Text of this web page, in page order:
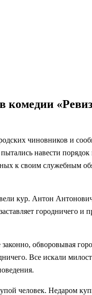
комедии
чиновников и
навести
к своим служебным
кур. Антон
городничего и
обворовывая
Все искали
человек. Недаром